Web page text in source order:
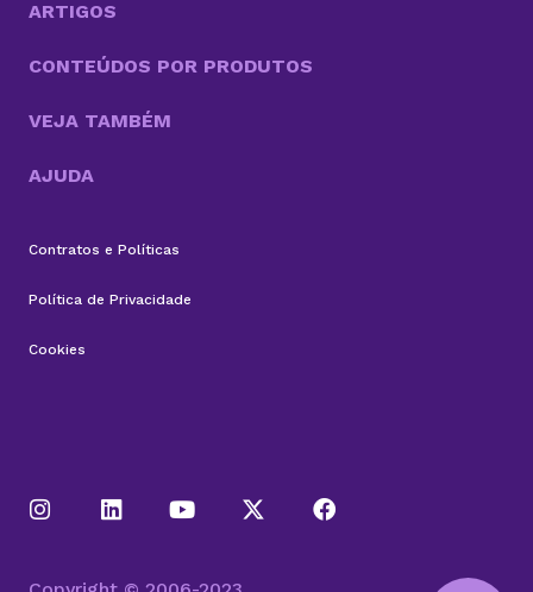
sinônimo...
ARTIGOS
CONTEÚDOS POR PRODUTOS
VEJA TAMBÉM
AJUDA
Contratos e Políticas
Política de Privacidade
Cookies